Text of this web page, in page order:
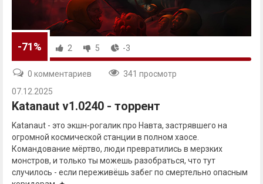
-71% 2 5 -3
0 комментариев
341 просмотр
07.12.2025
Katanaut v1.0240 - торрент
Katanaut - это экшн-рогалик про Навта, застрявшего на
огромной космической станции в полном хаосе.
Командование мёртво, люди превратились в мерзких
монстров, и только ты можешь разобраться, что тут
случилось - если переживёшь забег по смертельно опасным